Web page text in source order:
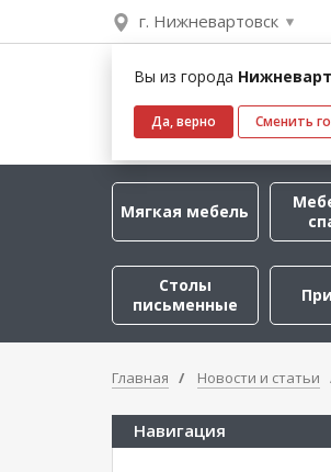
г. Нижневартовск
Вы из города
Да, верно Сменить
Мягкая мебель
Столы
письменные
Главная Новости и статьи
Навигация